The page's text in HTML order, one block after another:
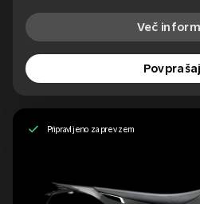
Več
Pripravljeno za prevzem